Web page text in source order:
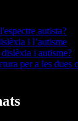
autista?
i l’autisme
i autisme?
per a les dues